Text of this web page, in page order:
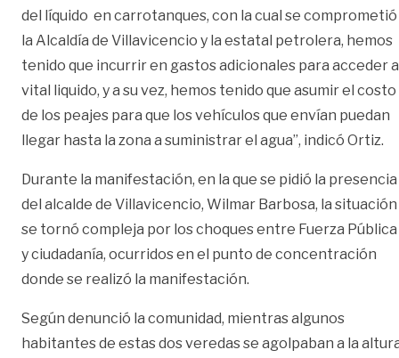
del líquido en carrotanques, con la cual se comprometió
la Alcaldía de Villavicencio y la estatal petrolera, hemos
tenido que incurrir en gastos adicionales para acceder
vital liquido, y a su vez, hemos tenido que asumir el costo
de los peajes para que los vehículos que envían puedan
llegar hasta la zona a suministrar el agua”, indicó Ortiz.
Durante la manifestación, en la que se pidió la presencia
del alcalde de Villavicencio, Wilmar Barbosa, la situación
se tornó compleja por los choques entre Fuerza Pública
y ciudadanía, ocurridos en el punto de concentración
donde se realizó la manifestación.
Según denunció la comunidad, mientras algunos
habitantes de estas dos veredas se agolpaban a la